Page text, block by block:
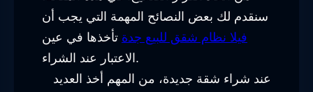
سنقدم لك بعض النصائح المهمة التي يجب أن
فيلا نظام شقق للبيع جدة تأخذها في عين
الاعتبار عند الشراء.
عند شراء شقة جديدة، من المهم أخذ العديد